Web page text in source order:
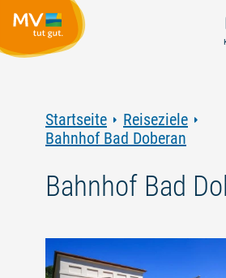
Startseite
Reiseziele
Bahnhof Bad Doberan
Bahnhof Bad